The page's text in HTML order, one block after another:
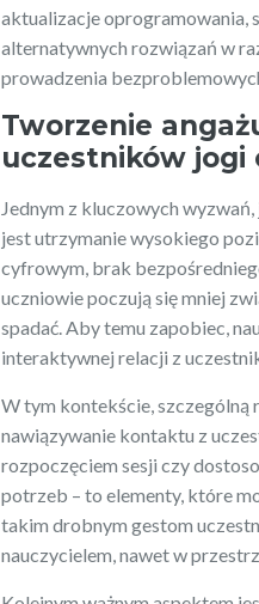
aktualizacje oprogramowania,
alternatywnych rozwiązań w
prowadzenia
Tworzenie
uczestników jogi
Jednym z kluczowych
jest utrzymanie wysokiego
cyfrowym, brak
uczniowie poczują się mniej
spadać. Aby temu zapobiec,
interaktywnej relacji z
W tym kontekście, szczególną
nawiązywanie kontaktu z
rozpoczęciem sesji czy
potrzeb – to elementy, które
takim drobnym gestom
nauczycielem, nawet w